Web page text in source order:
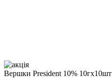
Вершки President 10% 10гх10шт